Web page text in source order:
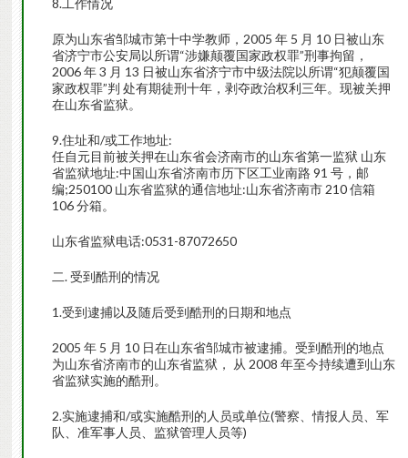
原为山东省邹城市第十中学教师，2005 年 5 月 10 日被山东
省济宁市公安局以所谓“涉嫌颠覆国家政权罪”刑事拘留，
2006 年 3 月 13 日被山东省济宁市中级法院以所谓“犯颠覆国
家政权罪”判 处有期徒刑十年，剥夺政治权利三年。现被关押
在山东省监狱。
9.住址和/或工作地址:
任自元目前被关押在山东省会济南市的山东省第一监狱 山东
省监狱地址:中国山东省济南市历下区工业南路 91 号，邮
编;250100 山东省监狱的通信地址:山东省济南市 210 信箱
106 分箱。
山东省监狱电话:0531-87072650
二. 受到酷刑的情况
1.受到逮捕以及随后受到酷刑的日期和地点
2005 年 5 月 10 日在山东省邹城市被逮捕。受到酷刑的地点
为山东省济南市的山东省监狱， 从 2008 年至今持续遭到山东
省监狱实施的酷刑。
2.实施逮捕和/或实施酷刑的人员或单位(警察、情报人员、军
队、准军事人员、监狱管理人员等)